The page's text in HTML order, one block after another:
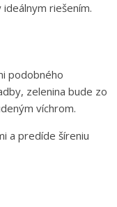
riešením.
podobného
zelenina bude zo
víchrom.
a predíde šíreniu